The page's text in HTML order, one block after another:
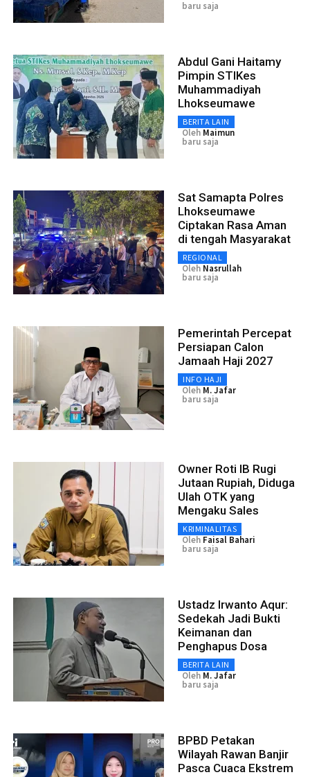
baru saja
Abdul Gani Haitamy
Pimpin STIKes
Muhammadiyah
Lhokseumawe
BERITA LAIN
Oleh Maimun
baru saja
Sat Samapta Polres
Lhokseumawe
Ciptakan Rasa Aman
di tengah Masyarakat
REGIONAL
Oleh Nasrullah
baru saja
Pemerintah Percepat
Persiapan Calon
Jamaah Haji 2027
INFO HAJI
Oleh M. Jafar
baru saja
Owner Roti IB Rugi
Jutaan Rupiah, Diduga
Ulah OTK yang
Mengaku Sales
KRIMINALITAS
Oleh Faisal Bahari
baru saja
Ustadz Irwanto Aqur:
Sedekah Jadi Bukti
Keimanan dan
Penghapus Dosa
BERITA LAIN
Oleh M. Jafar
baru saja
BPBD Petakan
Wilayah Rawan Banjir
Pasca Cuaca Ekstrem